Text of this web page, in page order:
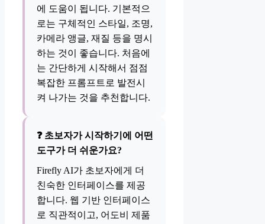
에 도움이 됩니다. 기본적으
로는 구체적인 스타일, 조명,
카메라 앵글, 재질 등을 명시
하는 것이 좋습니다. 처음에
는 간단하게 시작해서 점점
복잡한 프롬프트로 발전시
켜 나가는 것을 추천합니다.
❓ 초보자가 시작하기에 어떤
도구가 더 쉬운가요?
Firefly AI가 초보자에게 더
친숙한 인터페이스를 제공
합니다. 웹 기반 인터페이스
로 직관적이고, 어도비 제품